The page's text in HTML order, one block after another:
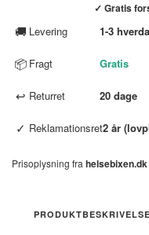
✓ Gratis
🚚 Levering 1-3
📦 Fragt Gratis
↩ Returret 20 dage
✓ Reklamationsret2 år
Prisoplysning fra helsebixen.dk
PRODUKTBESKRIVELSE